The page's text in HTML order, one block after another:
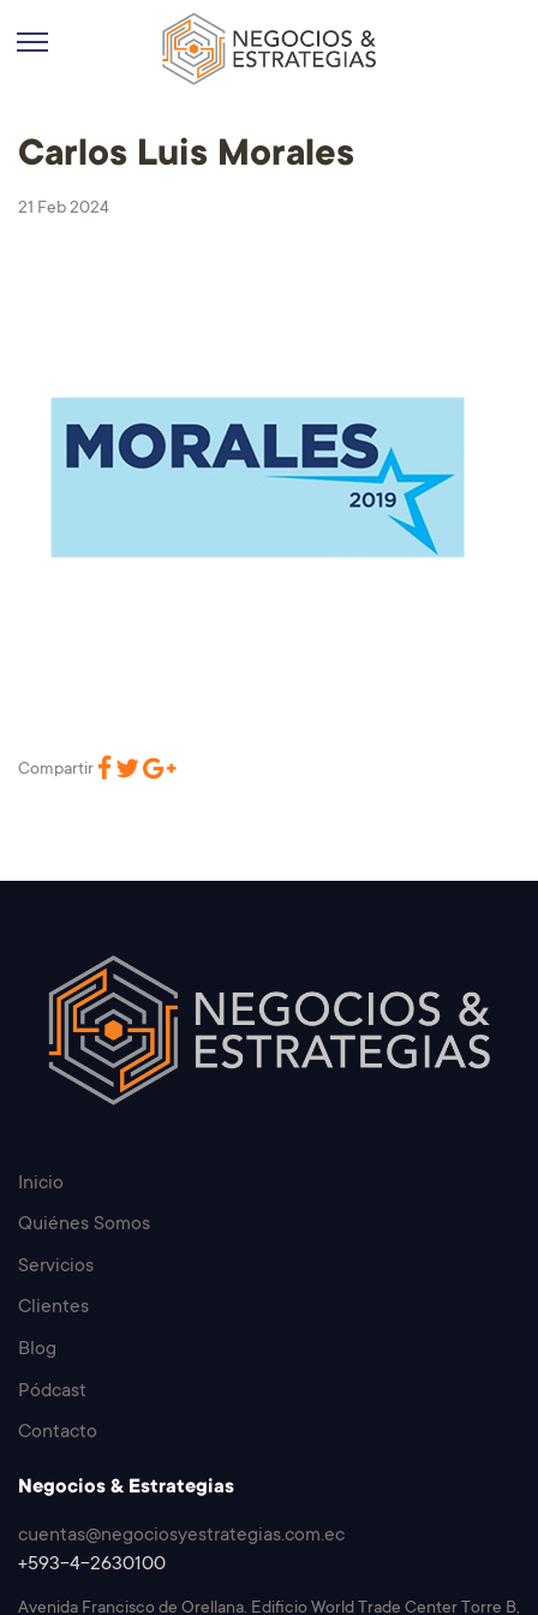
Carlos Luis Morales
21 Feb 2024
Compartir
Inicio
Quiénes Somos
Servicios
Clientes
Blog
Pódcast
Contacto
Negocios & Estrategias
cuentas@negociosyestrategias.com.ec
+593-4-2630100
Avenida Francisco de Orellana. Edificio World Trade Center Torre B,